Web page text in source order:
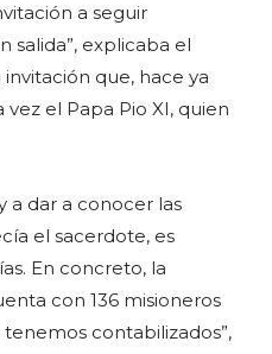
a seguir
salida”, explicaba el
que, hace ya
el Papa Pio XI, quien
a dar a conocer las
el sacerdote, es
En concreto, la
con 136 misioneros
contabilizados”,